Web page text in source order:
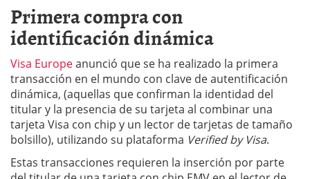
Primera compra con
identificación dinámica
Visa Europeanunció que se ha realizado la primera
transacción en el mundo con clave de autentificación
dinámica, (aquellas que confirman la identidad del
titular y la presencia de su tarjeta al combinar una
tarjeta Visa con chip y un lector de tarjetas de tamaño
bolsillo), utilizando su plataforma Verified by Visa.
Estas transacciones requieren la inserción por parte